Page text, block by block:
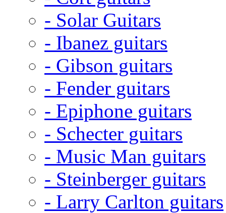
- Solar Guitars
- Ibanez guitars
- Gibson guitars
- Fender guitars
- Epiphone guitars
- Schecter guitars
- Music Man guitars
- Steinberger guitars
- Larry Carlton guitars